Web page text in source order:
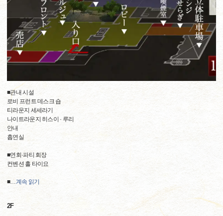
■관내 시설
로비 프런트 데스크 숍
티라운지 세세라기
나이트라운지 히스이 · 루리
안내
흡연실
■연회·파티 회장
컨벤션 홀 타이요
■… 계속 읽기
2F